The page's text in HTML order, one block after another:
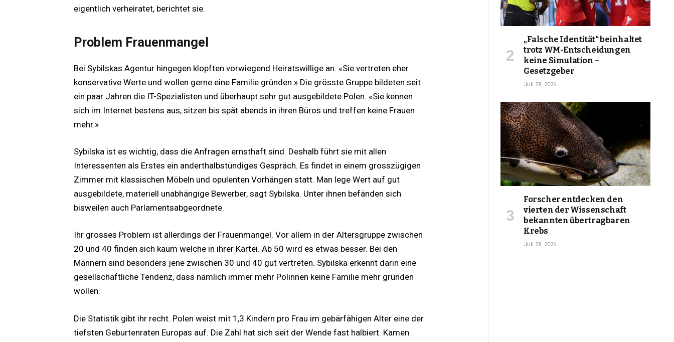
eigentlich verheiratet, berichtet sie.
Problem Frauenmangel
Bei Sybilskas Agentur hingegen klopften vorwiegend Heiratswillige an. «Sie vertreten eher
konservative Werte und wollen gerne eine Familie gründen.» Die grösste Gruppe bildeten seit
ein paar Jahren die IT-Spezialisten und überhaupt sehr gut ausgebildete Polen. «Sie kennen
sich im Internet bestens aus, sitzen bis spät abends in ihren Büros und treffen keine Frauen
mehr.»
Sybilska ist es wichtig, dass die Anfragen ernsthaft sind. Deshalb führt sie mit allen
Interessenten als Erstes ein anderthalbstündiges Gespräch. Es findet in einem grosszügigen
Zimmer mit klassischen Möbeln und opulenten Vorhängen statt. Man lege Wert auf gut
ausgebildete, materiell unabhängige Bewerber, sagt Sybilska. Unter ihnen befänden sich
bisweilen auch Parlamentsabgeordnete.
Ihr grosses Problem ist allerdings der Frauenmangel. Vor allem in der Altersgruppe zwischen
20 und 40 finden sich kaum welche in ihrer Kartei. Ab 50 wird es etwas besser. Bei den
Männern sind besonders jene zwischen 30 und 40 gut vertreten. Sybilska erkennt darin eine
gesellschaftliche Tendenz, dass nämlich immer mehr Polinnen keine Familie mehr gründen
wollen.
Die Statistik gibt ihr recht. Polen weist mit 1,3 Kindern pro Frau im gebärfähigen Alter eine der
tiefsten Geburtenraten Europas auf. Die Zahl hat sich seit der Wende fast halbiert. Kamen
„Falsche Identität“ beinhaltet
trotz WM-Entscheidungen
keine Simulation –
Gesetzgeber
Juli 28, 2026
Forscher entdecken den
vierten der Wissenschaft
bekannten übertragbaren
Krebs
Juli 28, 2026